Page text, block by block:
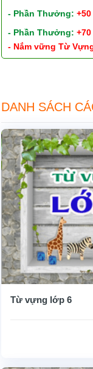
- Phần Thưởng:+50
- Phần Thưởng:+70
- Nắm vững Từ
DANH SÁCH
Từ vựng lớp 6